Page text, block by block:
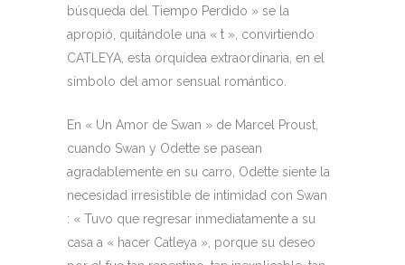
búsqueda del Tiempo Perdido » se la
apropió, quitándole una « t », convirtiendo
CATLEYA, esta orquídea extraordinaria, en el
símbolo del amor sensual romántico.
En « Un Amor de Swan » de Marcel Proust,
cuando Swan y Odette se pasean
agradablemente en su carro, Odette siente la
necesidad irresistible de intimidad con Swan
: « Tuvo que regresar inmediatamente a su
casa a « hacer Catleya », porque su deseo